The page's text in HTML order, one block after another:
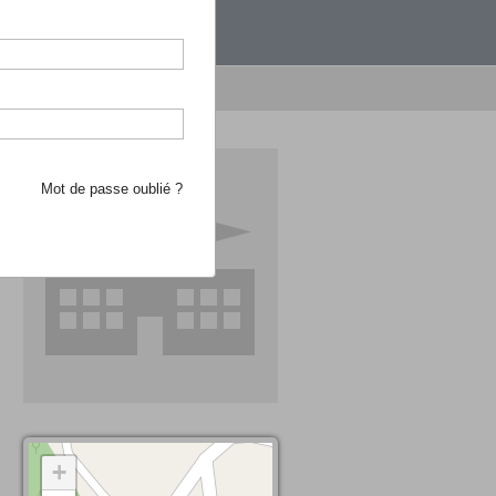
recherche d'école
+
Mot de passe oublié ?